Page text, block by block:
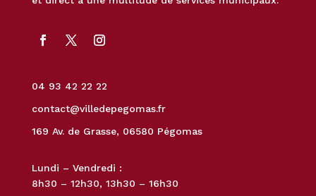
04 93 42 22 22
contact@villedepegomas.fr
169 Av. de Grasse, 06580 Pégomas
Lundi – Vendredi :
8h30 – 12h30, 13h30 – 16h30